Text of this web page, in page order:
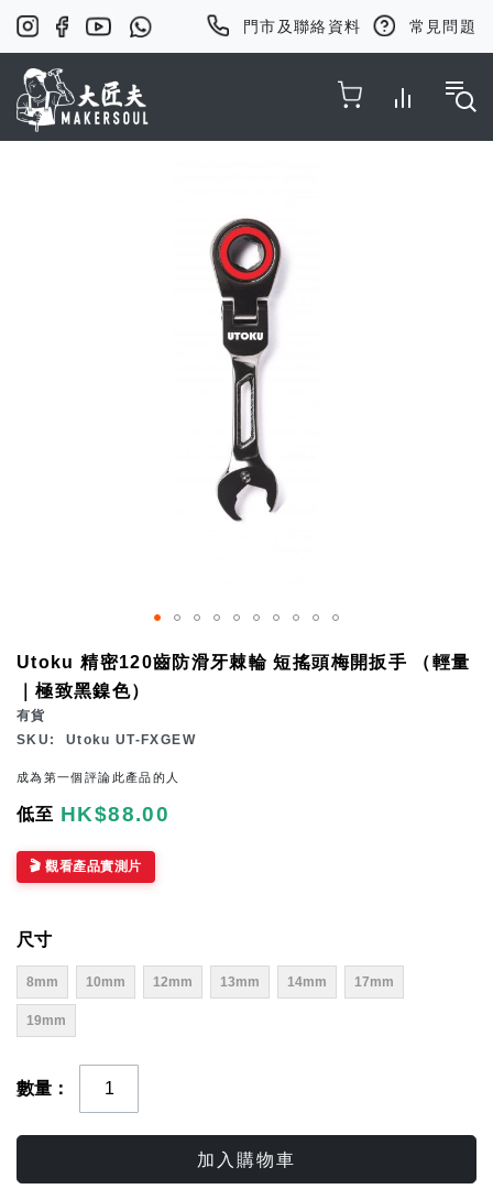
門市及聯絡資料 常見問題
Utoku 精密120齒防滑牙棘輪 短搖頭梅開扳手 （輕量
｜極致黑鎳色）
有貨
SKU
Utoku UT-FXGEW
成為第一個評論此產品的人
低至 HK$88.00
🎬 觀看產品實測片
尺寸
8mm 10mm 12mm 13mm 14mm 17mm
19mm
數量
加入購物車
the
beginning
the
images
gallery